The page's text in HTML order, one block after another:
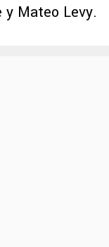
y Mateo Levy.